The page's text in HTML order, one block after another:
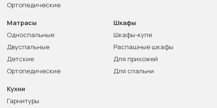
Ортопедические
Матрасы
Односпальные
Двуспальные
Детские
Ортопедические
Шкафы
Шкафы-купе
Распашные шкафы
Для прихожей
Для спальни
Кухни
Гарнитуры